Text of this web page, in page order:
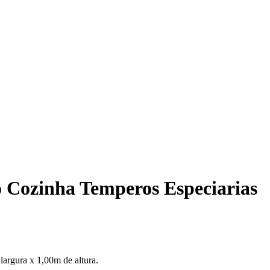
Cozinha Temperos Especiarias
x 1,00m de altura.